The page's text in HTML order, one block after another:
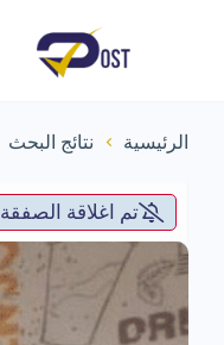
الرئيسية نتائج البحث
تم اغلاقة الصفقة